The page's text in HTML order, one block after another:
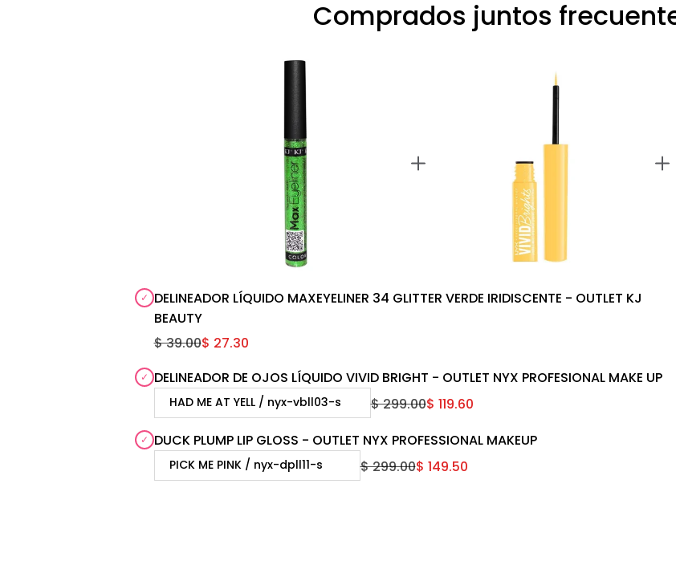
Comprados juntos
DELINEADOR LÍQUIDO MAXEYELINER 34 GLITTER VERDE IRIDISCENTE - OUTLET KJ
BEAUTY
$ 39.00$ 27.30
DELINEADOR DE OJOS LÍQUIDO VIVID BRIGHT - OUTLET NYX PROFESIONAL MAKE UP
$ 299.00$ 119.60
DUCK PLUMP LIP GLOSS - OUTLET NYX PROFESSIONAL MAKEUP
$ 299.00$ 149.50